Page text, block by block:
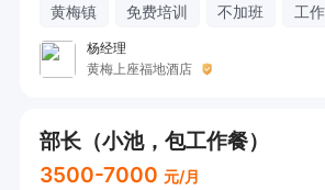
黄梅镇 免费培训 不加班 工
杨经理
黄梅上座福地酒店
部长（小池，包工作餐）
3500-7000 元/月